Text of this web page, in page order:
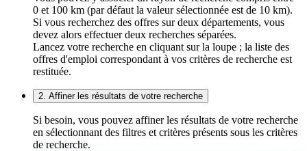
0 et 100 km (par défaut la valeur sélectionnée est de 10 km).
Si vous recherchez des offres sur deux départements, vous
devez alors effectuer deux recherches séparées.
Lancez votre recherche en cliquant sur la loupe ; la liste des
offres d'emploi correspondant à vos critères de recherche est
restituée.
2. Affiner les résultats de votre recherche
Si besoin, vous pouvez affiner les résultats de votre recherche
en sélectionnant des filtres et critères présents sous les critères
de recherche.